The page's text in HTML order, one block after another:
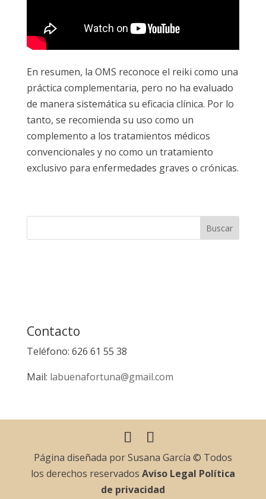
En resumen, la OMS reconoce el reiki como una
práctica complementaria, pero no ha evaluado
de manera sistemática su eficacia clínica. Por lo
tanto, se recomienda su uso como un
complemento a los tratamientos médicos
convencionales y no como un tratamiento
exclusivo para enfermedades graves o crónicas.
Contacto
Teléfono: 626 61 55 38
Mail: labuenafortuna@gmail.com
Página diseñada por Susana García © Todos
los derechos reservados Aviso Legal Política
de privacidad